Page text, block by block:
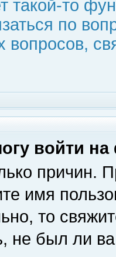
такой-то
по
вопросов,
войти
причин.
имя
то
не был ли